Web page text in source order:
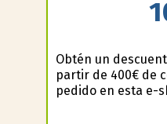
Obtén un
partir de 400€ de
pedido en esta e-